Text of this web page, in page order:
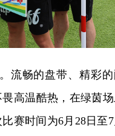
流畅的盘带、精彩
高温酷热，在绿茵
赛时间为6月28日至